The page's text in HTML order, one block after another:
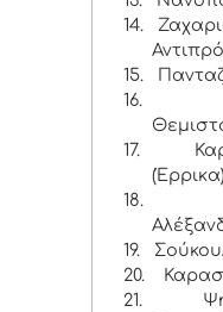
14.
15.
16.
17.
(Έρρικα)
18.
19.
20.
21.